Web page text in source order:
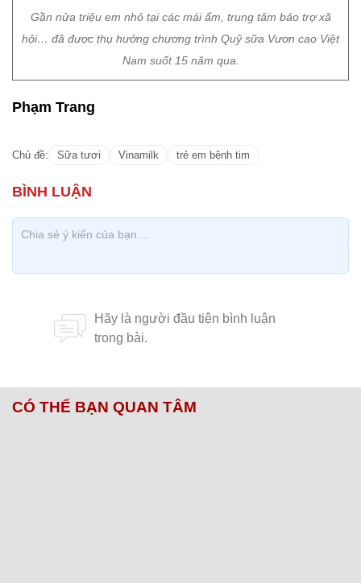
Gần nửa triệu em nhỏ tại các mái ấm, trung tâm bảo trợ xã
hội… đã được thụ hưởng chương trình Quỹ sữa Vươn cao Việt
Nam suốt 15 năm qua.
Phạm Trang
Chủ đề: Sữa tươi Vinamilk trẻ em bệnh tim
CÓ THỂ BẠN QUAN TÂM